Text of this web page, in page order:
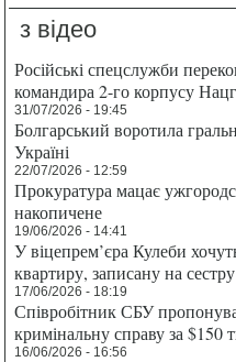
з відео
Російські спецслужби
командира 2-го корпусу
31/07/2026 - 19:45
Болгарський воротила
Україні
22/07/2026 - 12:59
Прокуратура мацає
накопичене
19/06/2026 - 14:41
У віцепрем’єра Кулеби
квартиру, записану на сестру
17/06/2026 - 18:19
Співробітник СБУ
кримінальну справу за $150
16/06/2026 - 16:56